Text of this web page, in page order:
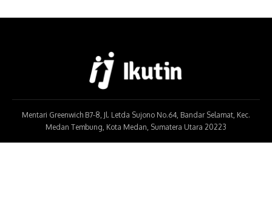
Mentari Greenwich B7-8, Jl. Letda Sujono No.64, Bandar Selamat, Kec.
Medan Tembung, Kota Medan, Sumatera Utara 20223